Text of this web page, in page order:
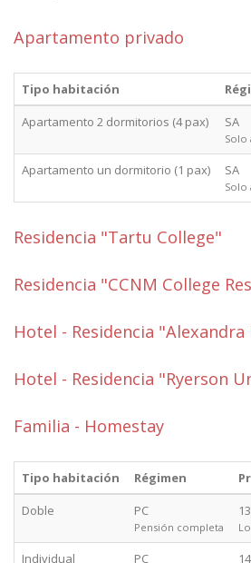
Apartamento privado
Tipo habitación
Apartamento 2 dormitorios (4 pax) SA
Solo
Apartamento un dormitorio (1 pax) SA
Solo
Residencia "Tartu College"
Residencia "CCNM College
Hotel - Residencia
Hotel - Residencia "Ryerson
Familia - Homestay
Tipo habitación Régimen
Doble PC
Pensión completa
Individual PC